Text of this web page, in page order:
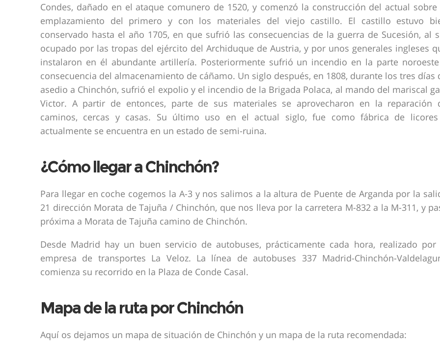
Condes, dañado en el ataque comunero de 1520, y comenzó la construcción del actual sobre
emplazamiento del primero y con los materiales del viejo castillo. El castillo estuvo
conservado hasta el año 1705, en que sufrió las consecuencias de la guerra de Sucesión, al
ocupado por las tropas del ejército del Archiduque de Austria, y por unos generales ingleses
instalaron en él abundante artillería. Posteriormente sufrió un incendio en la parte
consecuencia del almacenamiento de cáñamo. Un siglo después, en 1808, durante los tres días
asedio a Chinchón, sufrió el expolio y el incendio de la Brigada Polaca, al mando del mariscal
Victor. A partir de entonces, parte de sus materiales se aprovecharon en la reparación
caminos, cercas y casas. Su último uso en el actual siglo, fue como fábrica de
actualmente se encuentra en un estado de semi-ruina.
¿Cómo llegar a Chinchón?
Para llegar en coche cogemos la A-3 y nos salimos a la altura de Puente de Arganda por la
21 dirección Morata de Tajuña / Chinchón, que nos lleva por la carretera M-832 a la M-311, y
próxima a Morata de Tajuña camino de Chinchón.
Desde Madrid hay un buen servicio de autobuses, prácticamente cada hora, realizado por
empresa de transportes La Veloz. La línea de autobuses 337 Madrid-Chinchón-
comienza su recorrido en la Plaza de Conde Casal.
Mapa de la ruta por Chinchón
Aquí os dejamos un mapa de situación de Chinchón y un mapa de la ruta recomendada: